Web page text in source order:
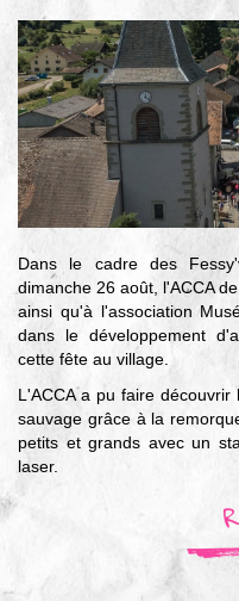
Dans le cadre des
dimanche 26 août, l'ACCA
ainsi qu'à l'association
dans le développement
cette fête au village.
L'ACCA a pu faire
sauvage grâce à la
petits et grands avec un
laser.